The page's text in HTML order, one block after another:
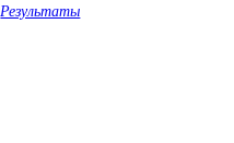
Результаты